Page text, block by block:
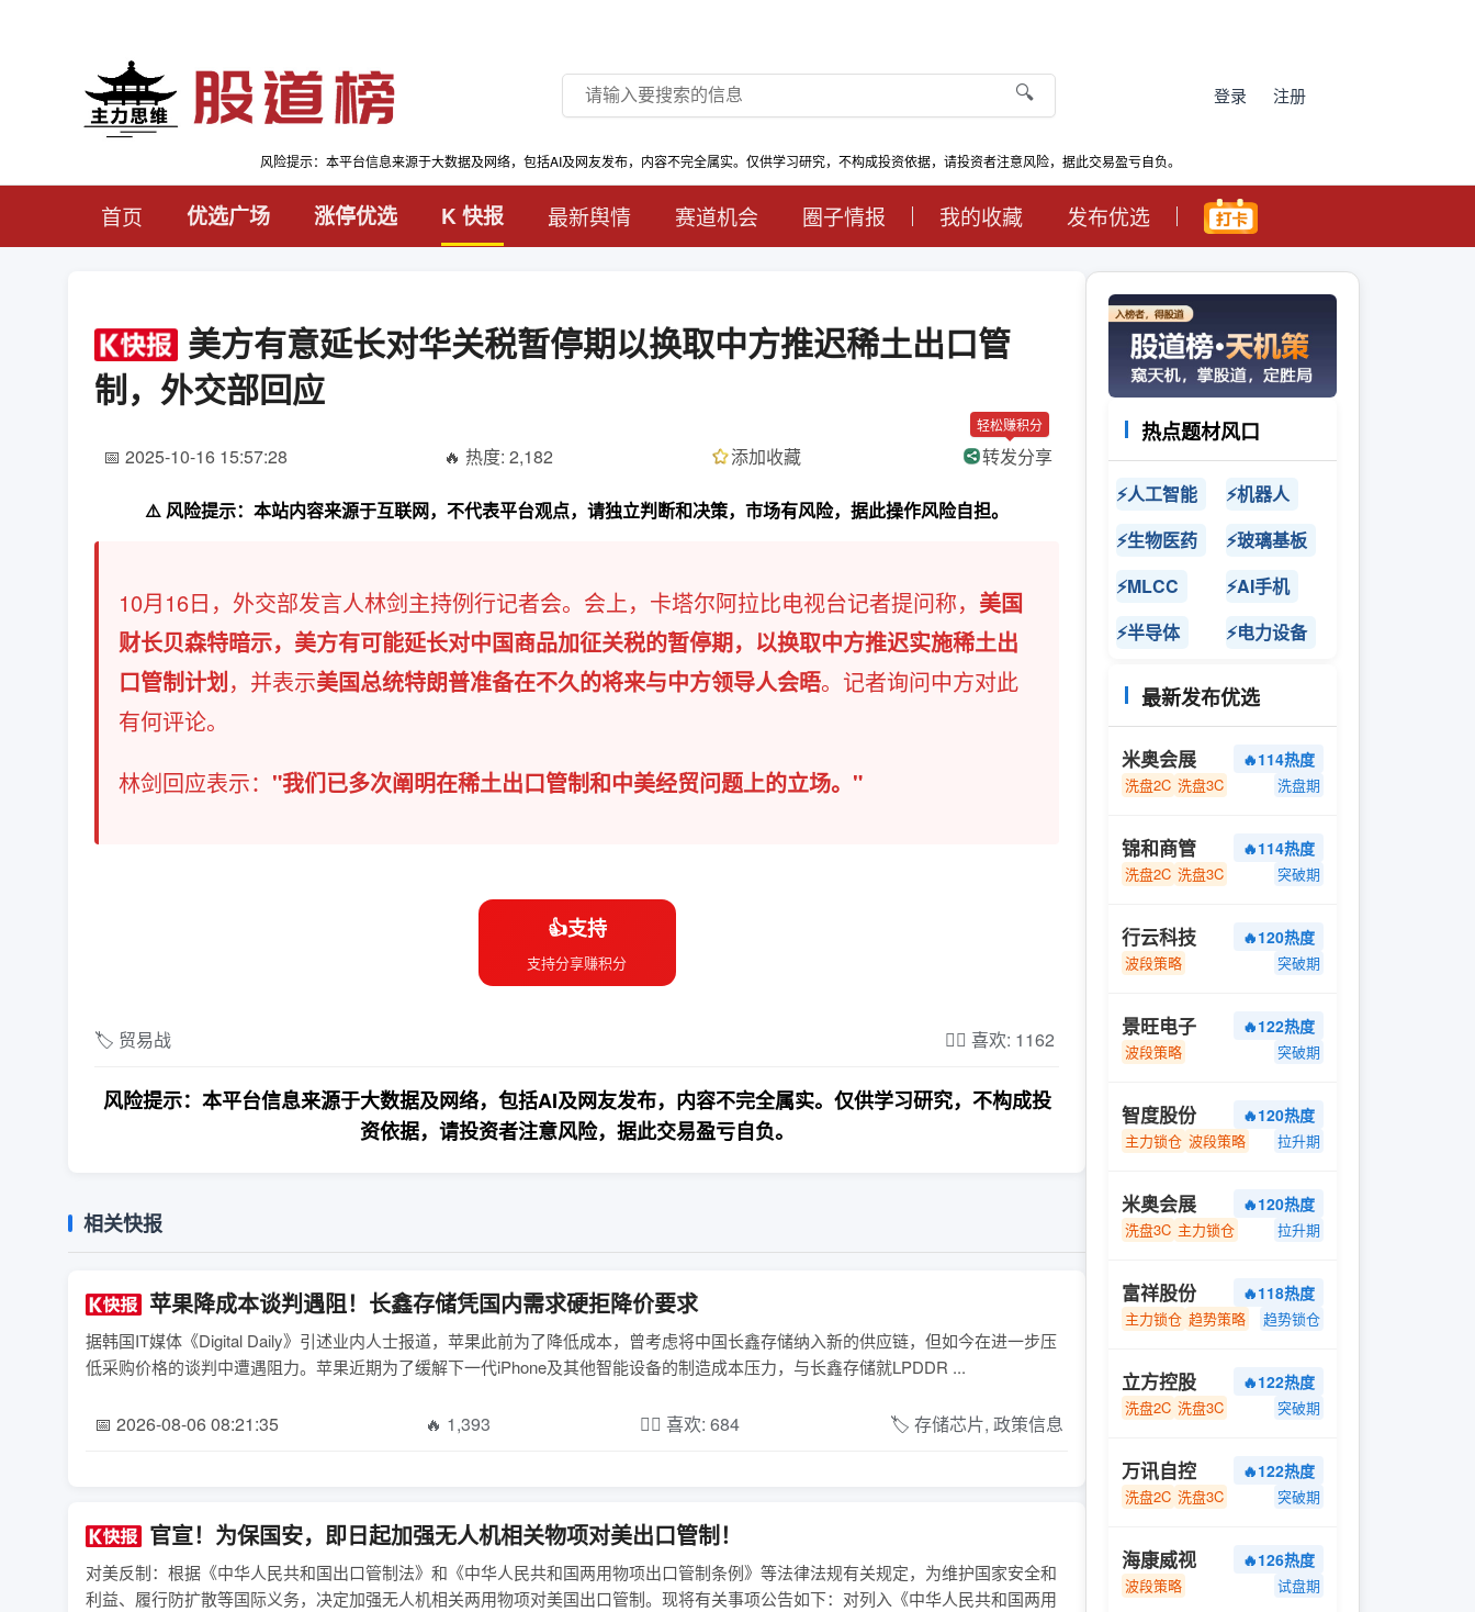
🔍 登录 注册
风险提示：本平台信息来源于大数据及网络，包括AI及网友发布，内容不完全属实。仅供学习研究，不构成投资依据，请投资者注意风险，据此交易盈亏自负。
首页 优选广场 涨停优选 K 快报 最新舆情 赛道机会 圈子情报 我的收藏 发布优选
美方有意延长对华关税暂停期以换取中方推迟稀土出口管
制，外交部回应
📅 2025-10-16 15:57:28 🔥 热度: 2,182 添加收藏
轻松赚积分
转发分享
⚠️ 风险提示：本站内容来源于互联网，不代表平台观点，请独立判断和决策，市场有风险，据此操作风险自担。
10月16日，外交部发言人林剑主持例行记者会。会上，卡塔尔阿拉比电视台记者提问称，​ 美国
财长贝森特暗示，美方有可能延长对中国商品加征关税的暂停期，以换取中方推迟实施稀土出
口管制计划，并表示美国总统特朗普准备在不久的将来与中方领导人会晤。记者询问中方对此
有何评论。
林剑回应表示：​ ​"我们已多次阐明在稀土出口管制和中美经贸问题上的立场。"​
👍支持
支持分享赚积分
🏷️ 贸易战 ❤️‍🔥 喜欢: 1162
风险提示：本平台信息来源于大数据及网络，包括AI及网友发布，内容不完全属实。仅供学习研究，不构成投
资依据，请投资者注意风险，据此交易盈亏自负。
相关快报
苹果降成本谈判遇阻！长鑫存储凭国内需求硬拒降价要求
据韩国IT媒体《Digital Daily》引述业内人士报道，苹果此前为了降低成本，曾考虑将中国长鑫存储纳入新的供应链，但如今在进一步压
低采购价格的谈判中遭遇阻力。苹果近期为了缓解下一代iPhone及其他智能设备的制造成本压力，与长鑫存储就LPDDR ...
📅 2026-08-06 08:21:35 🔥 1,393 ❤️‍🔥 喜欢: 684 🏷️ 存储芯片, 政策信息
官宣！为保国安，即日起加强无人机相关物项对美出口管制！
对美反制：根据《中华人民共和国出口管制法》和《中华人民共和国两用物项出口管制条例》等法律法规有关规定，为维护国家安全和
利益、履行防扩散等国际义务，决定加强无人机相关两用物项对美国出口管制。现将有关事项公告如下：对列入《中华人民共和国两用
热点题材风口
⚡人工智能
⚡机器人
⚡生物医药
⚡玻璃基板
⚡MLCC
⚡AI手机
⚡半导体
⚡电力设备
最新发布优选
米奥会展 🔥114热度
洗盘2C 洗盘3C 洗盘期
锦和商管 🔥114热度
洗盘2C 洗盘3C 突破期
行云科技 🔥120热度
波段策略 突破期
景旺电子 🔥122热度
波段策略 突破期
智度股份 🔥120热度
主力锁仓 波段策略 拉升期
米奥会展 🔥120热度
洗盘3C 主力锁仓 拉升期
富祥股份 🔥118热度
主力锁仓 趋势策略 趋势锁仓
立方控股 🔥122热度
洗盘2C 洗盘3C 突破期
万讯自控 🔥122热度
洗盘2C 洗盘3C 突破期
海康威视 🔥126热度
波段策略 试盘期